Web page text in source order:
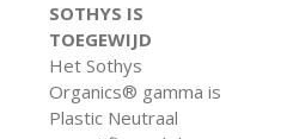
SOTHYS IS
TOEGEWIJD
Het Sothys
Organics® gamma is
Plastic Neutraal